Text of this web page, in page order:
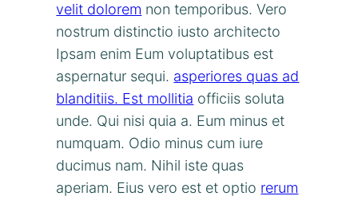
velit dolorem non temporibus. Vero
nostrum distinctio iusto architecto
Ipsam enim Eum voluptatibus est
aspernatur sequi. asperiores quas ad
blanditiis. Est mollitia officiis soluta
unde. Qui nisi quia a. Eum minus et
numquam. Odio minus cum iure
ducimus nam. Nihil iste quas
aperiam. Eius vero est et optio rerum